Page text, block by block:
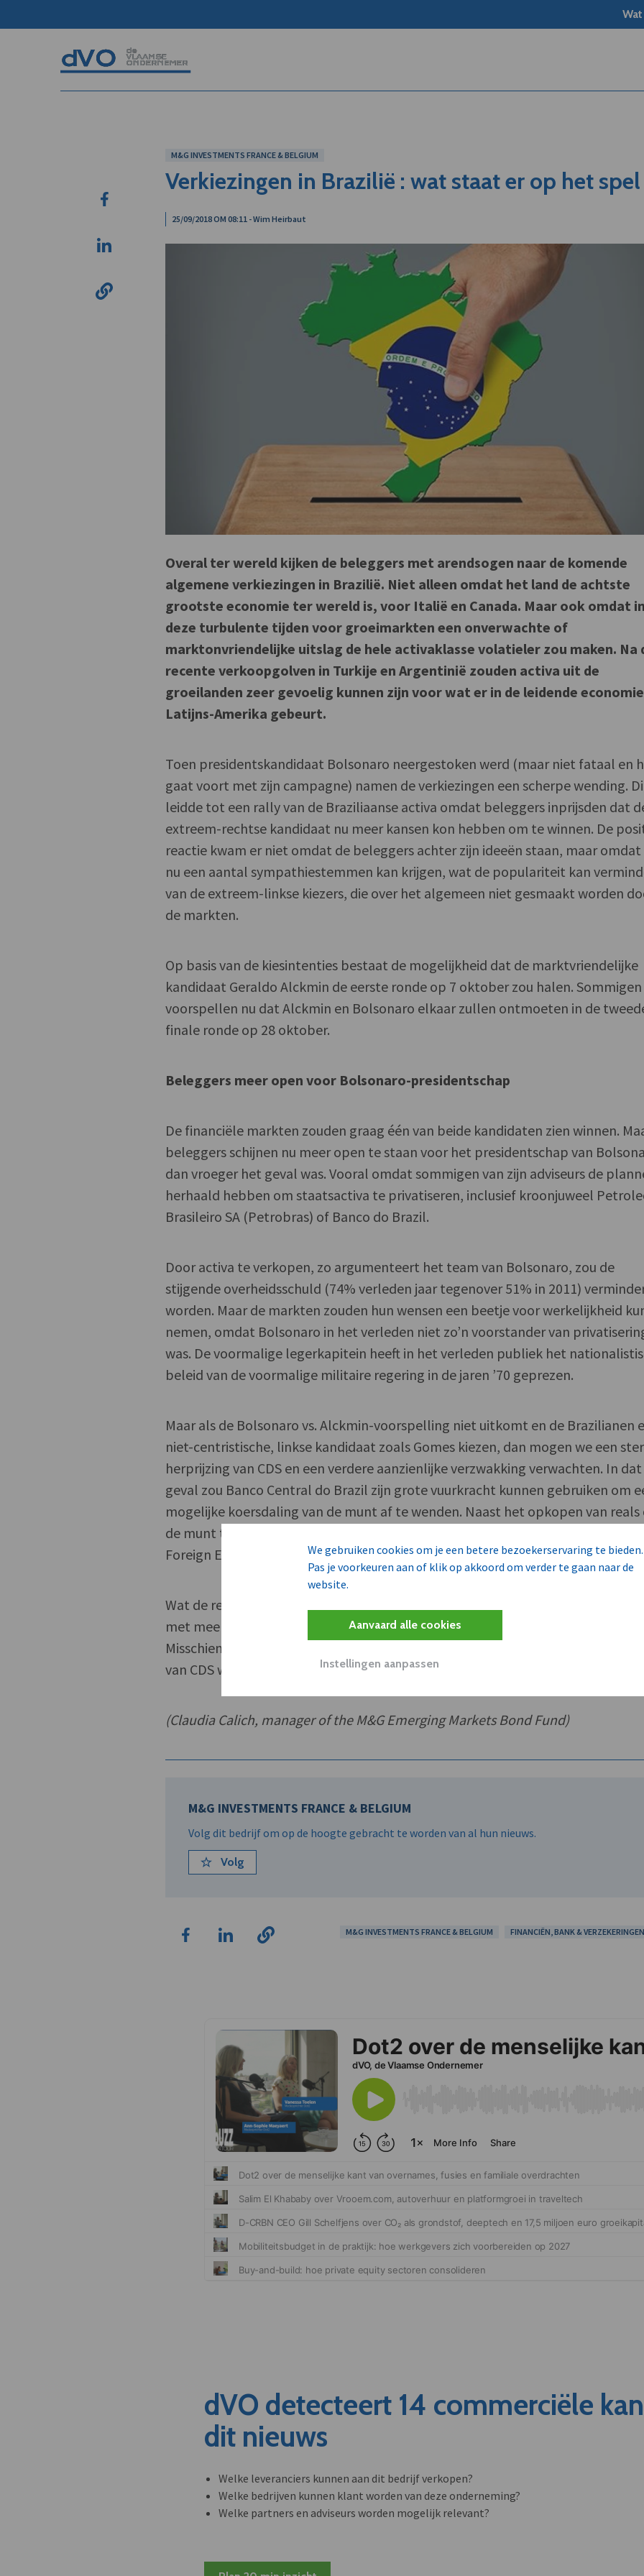
We gebruiken cookies om je een betere bezoekerservaring te bieden.
Pas je voorkeuren aan of klik op akkoord om verder te gaan naar de
website.
Aanvaard alle cookies
Instellingen aanpassen
M&G INVESTMENTS FRANCE & BELGIUM
Verkiezingen in Brazilië : wat staat er op het spel
25/09/2018 OM 08:11 - Wim Heirbaut
Overal ter wereld kijken de beleggers met arendsogen naar de komende
algemene verkiezingen in Brazilië. Niet alleen omdat het land de achtste
grootste economie ter wereld is, voor Italië en Canada. Maar ook omdat in
deze turbulente tijden voor groeimarkten een onverwachte of
marktonvriendelijke uitslag de hele activaklasse volatieler zou maken. Na
recente verkoopgolven in Turkije en Argentinië zouden activa uit de
groeilanden zeer gevoelig kunnen zijn voor wat er in de leidende
Latijns-Amerika gebeurt.
Toen presidentskandidaat Bolsonaro neergestoken werd (maar niet fataal en
gaat voort met zijn campagne) namen de verkiezingen een scherpe wending.
leidde tot een rally van de Braziliaanse activa omdat beleggers inprijsden dat
extreem-rechtse kandidaat nu meer kansen kon hebben om te winnen. De
reactie kwam er niet omdat de beleggers achter zijn ideeën staan, maar omdat
nu een aantal sympathiestemmen kan krijgen, wat de populariteit kan
van de extreem-linkse kiezers, die over het algemeen niet gesmaakt worden
de markten.
Op basis van de kiesintenties bestaat de mogelijkheid dat de marktvriendelijke
kandidaat Geraldo Alckmin de eerste ronde op 7 oktober zou halen. Sommigen
voorspellen nu dat Alckmin en Bolsonaro elkaar zullen ontmoeten in de
finale ronde op 28 oktober.
Beleggers meer open voor Bolsonaro-presidentschap
De financiële markten zouden graag één van beide kandidaten zien winnen.
beleggers schijnen nu meer open te staan voor het presidentschap van
dan vroeger het geval was. Vooral omdat sommigen van zijn adviseurs de
herhaald hebben om staatsactiva te privatiseren, inclusief kroonjuweel
Brasileiro SA (Petrobras) of Banco do Brazil.
Door activa te verkopen, zo argumenteert het team van Bolsonaro, zou de
stijgende overheidsschuld (74% verleden jaar tegenover 51% in 2011)
worden. Maar de markten zouden hun wensen een beetje voor werkelijkheid
nemen, omdat Bolsonaro in het verleden niet zo’n voorstander van
was. De voormalige legerkapitein heeft in het verleden publiek het
beleid van de voormalige militaire regering in de jaren ’70 geprezen.
Maar als de Bolsonaro vs. Alckmin-voorspelling niet uitkomt en de Brazilianen
niet-centristische, linkse kandidaat zoals Gomes kiezen, dan mogen we een
herprijzing van CDS en een verdere aanzienlijke verzwakking verwachten. In dat
geval zou Banco Central do Brazil zijn grote vuurkracht kunnen gebruiken om
mogelijke koersdaling van de munt af te wenden. Naast het opkopen van reals
de munt te ondersteunen, zou de bank, indien nodig, het aantal veilingen van
Foreign Exchange swaps kunnen verhogen.
Wat de rente betreft, hebben we de opbrengsten van lokale overheidsobligaties
met meer dan 300 basispunten zijn toenemen voor de volgende 12 maanden.
Misschien is dit een parallelle opwaartse bearish beweging die de recente
van CDS weerspiegelt.
(Claudia Calich, manager of the M&G Emerging Markets Bond Fund)
M&G INVESTMENTS FRANCE & BELGIUM
Volg dit bedrijf om op de hoogte gebracht te worden van al hun nieuws.
Volg
M&G INVESTMENTS FRANCE & BELGIUM FINANCIËN, BANK & VERZEKERINGEN
dVO detecteert 14 commerciële
dit nieuws
Welke leveranciers kunnen aan dit bedrijf verkopen?
Welke bedrijven kunnen klant worden van deze onderneming?
Welke partners en adviseurs worden mogelijk relevant?